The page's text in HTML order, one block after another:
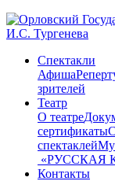
Спектакли
Афиша
зрителей
Театр
О театре
сертификаты
спектаклей
«РУССКАЯ
Контакты